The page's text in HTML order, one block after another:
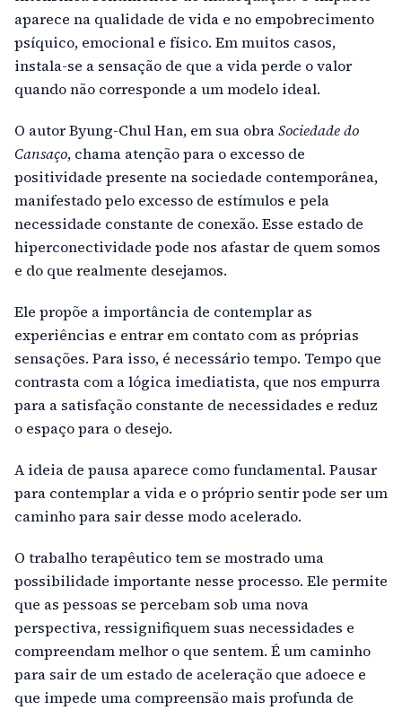
aparece na qualidade de vida e no empobrecimento
psíquico, emocional e físico. Em muitos casos,
instala-se a sensação de que a vida perde o valor
quando não corresponde a um modelo ideal.
O autor Byung-Chul Han, em sua obraSociedade do
Cansaço, chama atenção para o excesso de
positividade presente na sociedade contemporânea,
manifestado pelo excesso de estímulos e pela
necessidade constante de conexão. Esse estado de
hiperconectividade pode nos afastar de quem somos
e do que realmente desejamos.
Ele propõe a importância de contemplar as
experiências e entrar em contato com as próprias
sensações. Para isso, é necessário tempo. Tempo que
contrasta com a lógica imediatista, que nos empurra
para a satisfação constante de necessidades e reduz
o espaço para o desejo.
A ideia de pausa aparece como fundamental. Pausar
para contemplar a vida e o próprio sentir pode ser um
caminho para sair desse modo acelerado.
O trabalho terapêutico tem se mostrado uma
possibilidade importante nesse processo. Ele permite
que as pessoas se percebam sob uma nova
perspectiva, ressignifiquem suas necessidades e
compreendam melhor o que sentem. É um caminho
para sair de um estado de aceleração que adoece e
que impede uma compreensão mais profunda de